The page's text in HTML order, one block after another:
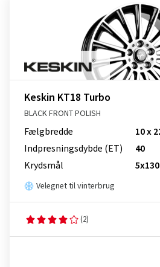
Keskin KT18 Turbo
BLACK FRONT POLISH
Fælgbredde
10 x
Indpresnings­dybde (ET)
40
Krydsmål
5x130
Velegnet til vinterbrug
(2)